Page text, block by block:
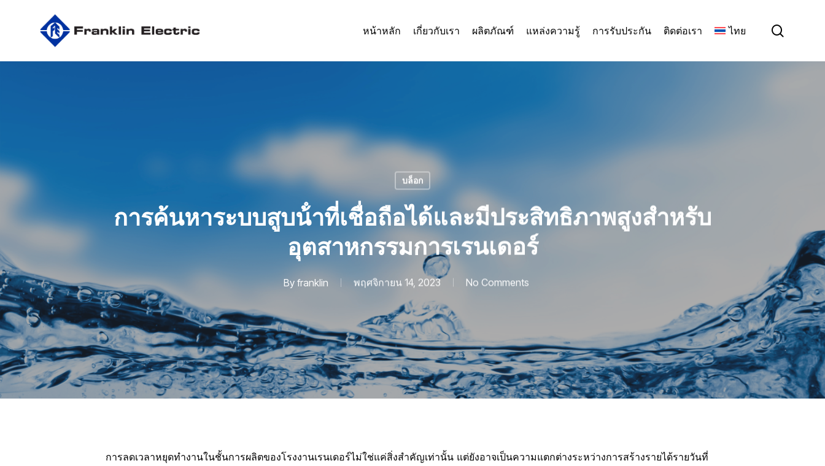
content
หน้าหลัก เกี่ยวกับเรา ผลิตภัณฑ์ แหล่งความรู้ การรับประกัน ติดต่อเรา ไทย
บล็อก
การค้นหาระบบสูบน้ําที่เชื่อถือได้และมีประสิทธิภาพสูงสําหรับ
อุตสาหกรรมการเรนเดอร์
By franklin พฤศจิกายน 14, 2023 No Comments
การลดเวลาหยุดทํางานในชั้นการผลิตของโรงงานเรนเดอร์ไม่ใช่แค่สิ่งสําคัญเท่านั้น แต่ยังอาจเป็นความแตกต่างระหว่างการสร้างรายได้รายวันที่